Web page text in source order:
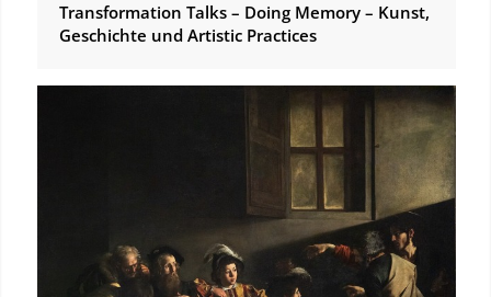
Transformation Talks – Doing Memory – Kunst,
Geschichte und Artistic Practices